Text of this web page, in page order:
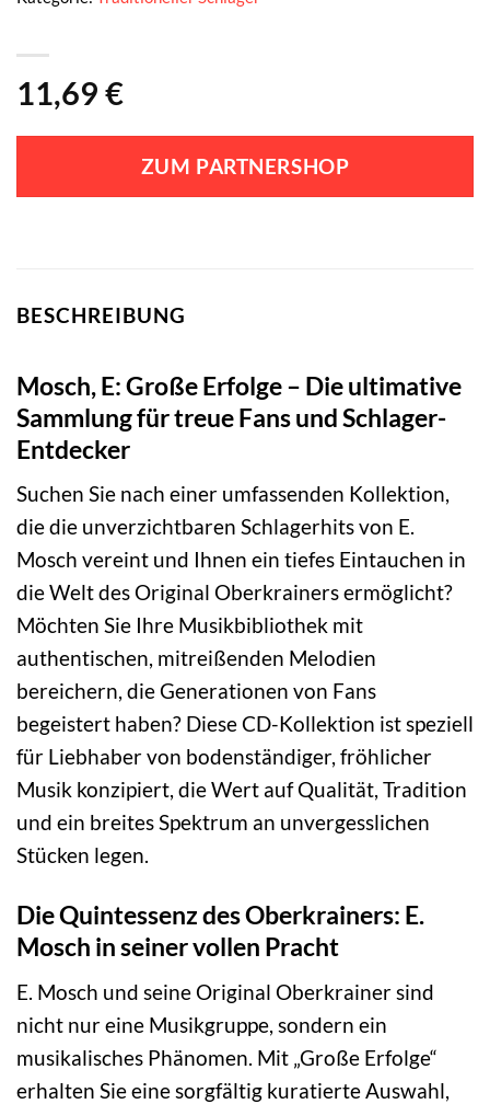
11,69 €
ZUM PARTNERSHOP
BESCHREIBUNG
Mosch, E: Große Erfolge – Die ultimative
Sammlung für treue Fans und Schlager-
Entdecker
Suchen Sie nach einer umfassenden Kollektion,
die die unverzichtbaren Schlagerhits von E.
Mosch vereint und Ihnen ein tiefes Eintauchen in
die Welt des Original Oberkrainers ermöglicht?
Möchten Sie Ihre Musikbibliothek mit
authentischen, mitreißenden Melodien
bereichern, die Generationen von Fans
begeistert haben? Diese CD-Kollektion ist speziell
für Liebhaber von bodenständiger, fröhlicher
Musik konzipiert, die Wert auf Qualität, Tradition
und ein breites Spektrum an unvergesslichen
Stücken legen.
Die Quintessenz des Oberkrainers: E.
Mosch in seiner vollen Pracht
E. Mosch und seine Original Oberkrainer sind
nicht nur eine Musikgruppe, sondern ein
musikalisches Phänomen. Mit „Große Erfolge“
erhalten Sie eine sorgfältig kuratierte Auswahl,